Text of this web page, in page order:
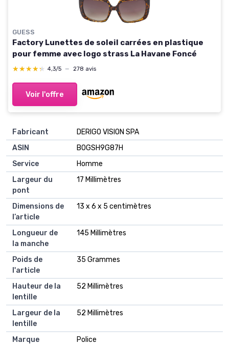
GUESS
Factory Lunettes de soleil carrées en plastique
pour femme avec logo strass La Havane Foncé
★★★★★
★★★★★ 4,3/5 — 278 avis
Voir l'offre
Fabricant
DERIGO VISION SPA
ASIN
B0GSH9G87H
Service
Homme
Largeur du
pont
17 Millimètres
Dimensions de
l’article
13 x 6 x 5 centimètres
Longueur de
la manche
145 Millimètres
Poids de
l'article
35 Grammes
Hauteur de la
lentille
52 Millimètres
Largeur de la
lentille
52 Millimètres
Marque
Police